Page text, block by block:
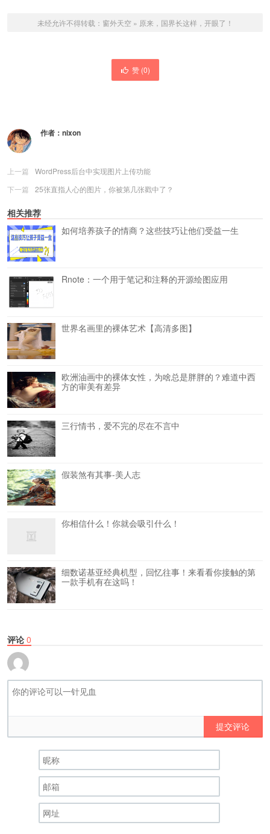
未经允许不得转载： 窗外天空» 原来，国界长这样，开眼了！
赞 (0)
作者： nixon
上一篇
WordPress后台中实现图片上传功能
下一篇
25张直指人心的图片，你被第几张戳中了？
相关推荐
如何培养孩子的情商？这些技巧让他们受益一生
Rnote：一个用于笔记和注释的开源绘图应用
世界名画里的裸体艺术【高清多图】
欧洲油画中的裸体女性，为啥总是胖胖的？难道中西
方的审美有差异
三行情书，爱不完的尽在不言中
假装煞有其事-美人志
你相信什么！你就会吸引什么！
细数诺基亚经典机型，回忆往事！来看看你接触的第
一款手机有在这吗！
评论 0
提交评论